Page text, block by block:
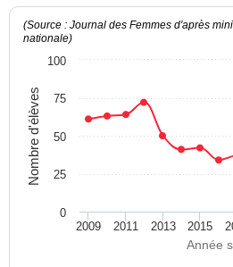
Année
Nombre d'élèves
(Source : Journal des Femmes d'après
nationale)
2009 2011 2013 2015
0
25
50
75
100